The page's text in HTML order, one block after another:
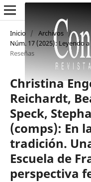
Inicio / Archivos /
Núm. 17 (2025): Leyendo
Reseñas
Christina
Reichardt,
Speck,
(comps): En
tradición.
Escuela de
perspectiva